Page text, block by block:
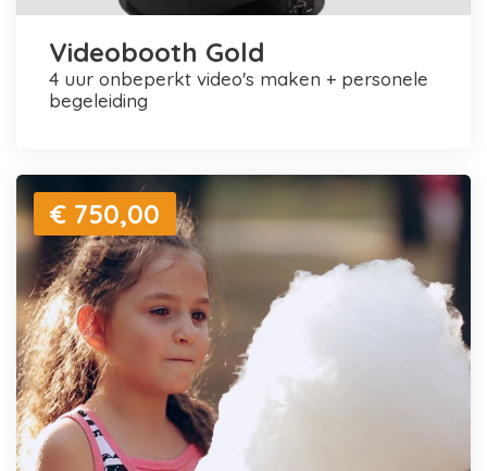
Videobooth Gold
4 uur onbeperkt video's maken + personele
begeleiding
€ 750,00